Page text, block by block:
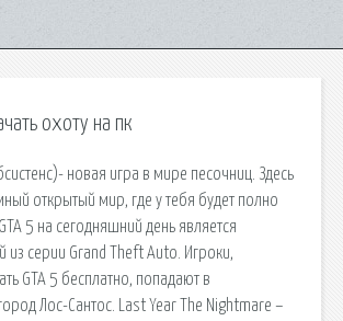
охоту на пк
новая игра в мире песочниц. Здесь
открытый мир, где у тебя будет полно
5 на сегодняшний день является
из серии Grand Theft Auto. Игроки,
GTA 5 бесплатно, попадают в
Лос-Сантос. Last Year The Nightmare –